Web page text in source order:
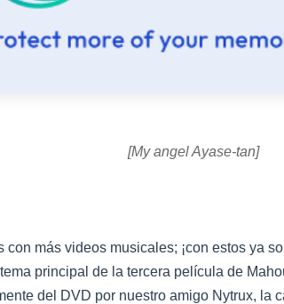
[My angel Ayase-tan]
con más videos musicales; ¡con estos ya
principal de la tercera película de
del DVD por nuestro amigo Nytrux, la